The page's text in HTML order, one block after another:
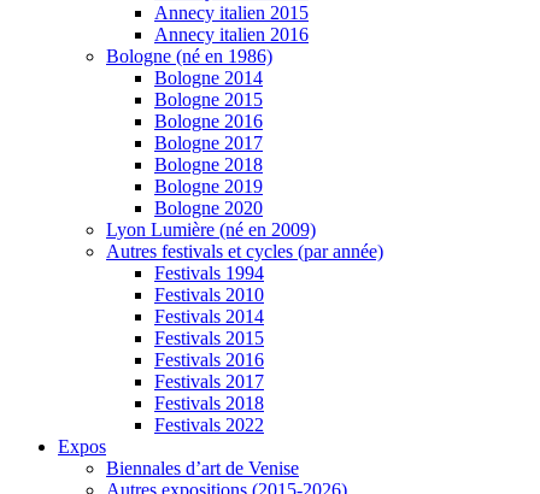
Annecy italien 2015
Annecy italien 2016
Bologne (né en 1986)
Bologne 2014
Bologne 2015
Bologne 2016
Bologne 2017
Bologne 2018
Bologne 2019
Bologne 2020
Lyon Lumière (né en 2009)
Autres festivals et cycles (par année)
Festivals 1994
Festivals 2010
Festivals 2014
Festivals 2015
Festivals 2016
Festivals 2017
Festivals 2018
Festivals 2022
Expos
Biennales d’art de Venise
Autres expositions (2015-2026)